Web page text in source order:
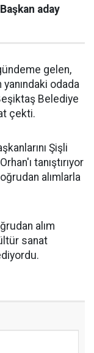
aday
gelen,
yanındaki odada
Belediye
çekti.
Şişli
tanıştırıyor
alımlarla
alım
sanat